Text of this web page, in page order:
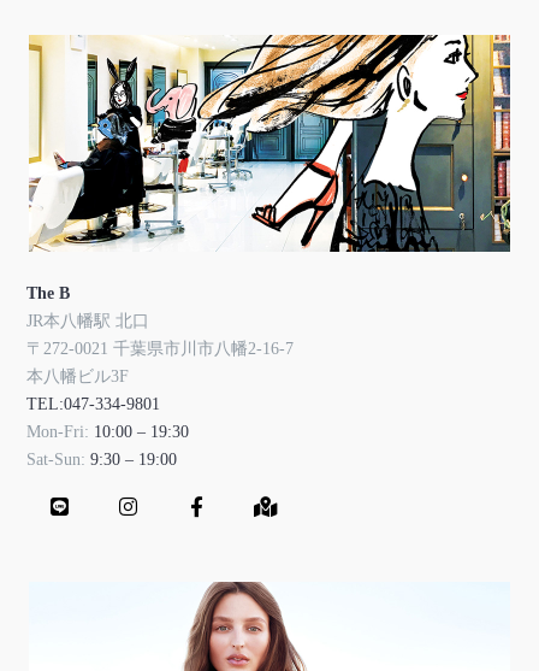
The B
JR本八幡駅 北口
〒272-0021 千葉県市川市八幡2-16-7
本八幡ビル3F
TEL:047-334-9801
Mon-Fri: 10:00 – 19:30
Sat-Sun:9:30 – 19:00